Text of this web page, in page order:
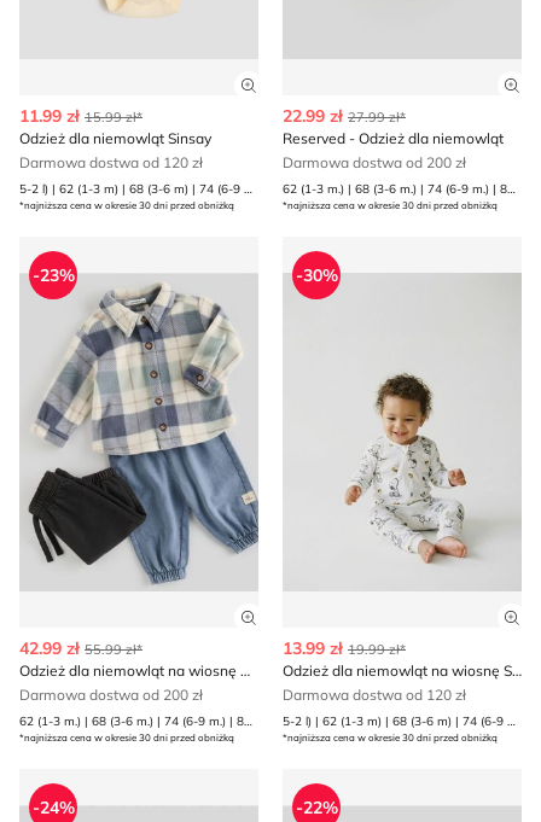
Zobacz szczegóły produktu
11.99 zł 15.99 zł*
Odzież dla niemowląt Sinsay
Darmowa dostwa od 120 zł
5-2 l) | 62 (1-3 m) | 68 (3-6 m) | 74 (6-9 m) | 80 (9-12 m) | 86 (12-18 m) | 92 (1 | 98 (2-3 l)
*najniższa cena w okresie 30 dni przed obniżką
22.99 zł 27.99 zł*
Reserved - Odzież dla niemowląt
Darmowa dostwa od 200 zł
62 (1-3 m.) | 68 (3-6 m.) | 74 (6-9 m.) | 80 (9-12 m.)
*najniższa cena w okresie 30 dni przed obniżką
Odzież dla niemowląt na wiosnę Reserved
-23%
Zobacz szczegóły produktu
42.99 zł 55.99 zł*
Odzież dla niemowląt na wiosnę Reserved
Darmowa dostwa od 200 zł
62 (1-3 m.) | 68 (3-6 m.) | 74 (6-9 m.) | 80 (9-12 m.)
*najniższa cena w okresie 30 dni przed obniżką
Odzież dla niemowląt na
-30%
13.99 zł 19.99 zł*
Odzież dla niemowląt na wiosnę Sinsay
Darmowa dostwa od 120 zł
5-2 l) | 62 (1-3 m) | 68 (3-6 m) | 74 (6-9 m) | 80 (9-12 m) | 86 (12-18 m) | 92 (1 | 98 (2-3 l)
*najniższa cena w okresie 30 dni przed obniżką
Odzież dla niemowląt na wiosnę Reserved
-24%
Odzież dla niemowląt na
-22%